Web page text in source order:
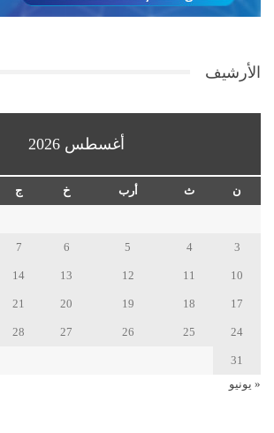
الأرشيف
أغسطس 2026
ن ث أرب خ ج
3
4
5
6
7
10
11
12
13
14
17
18
19
20
21
24
25
26
27
28
31
« يونيو